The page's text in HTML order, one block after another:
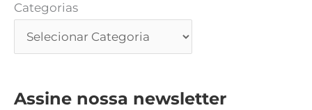
Categorias
Assine nossa newsletter